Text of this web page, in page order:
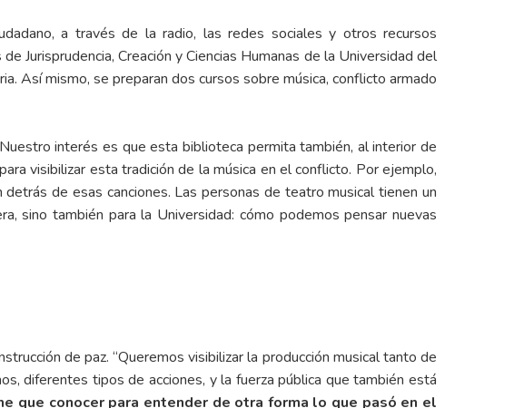
a través de la radio, las redes sociales y otros recursos
Jurisprudencia, Creación y Ciencias Humanas de la Universidad del
Así mismo, se preparan dos cursos sobre música, conflicto armado
interés es que esta biblioteca permita también, al interior de
visibilizar esta tradición de la música en el conflicto. Por ejemplo,
de esas canciones. Las personas de teatro musical tienen un
sino también para la Universidad: cómo podemos pensar nuevas
de paz. “Queremos visibilizar la producción musical tanto de
diferentes tipos de acciones, y la fuerza pública que también está
que conocer para entender de otra forma lo que pasó en el